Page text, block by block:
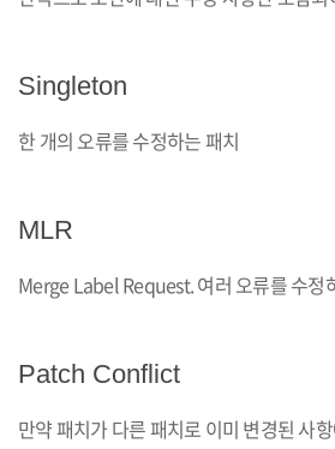
Singleton
한 개의 오류를 수정하는 패치
MLR
Merge Label Request. 여러 오류를 수정
Patch Conflict
만약 패치가 다른 패치로 이미 변경된 사